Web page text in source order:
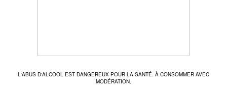
L'ABUS D'ALCOOL EST DANGEREUX POUR LA SANTÉ. À CONSOMMER AVEC
MODÉRATION.